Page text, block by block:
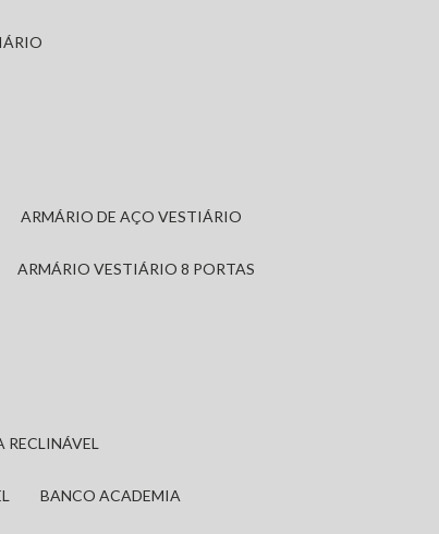
ARMÁRIO DE AÇO VESTIÁRIO
ARMÁRIO VESTIÁRIO 8 PORTAS
RECLINÁVEL
BANCO ACADEMIA